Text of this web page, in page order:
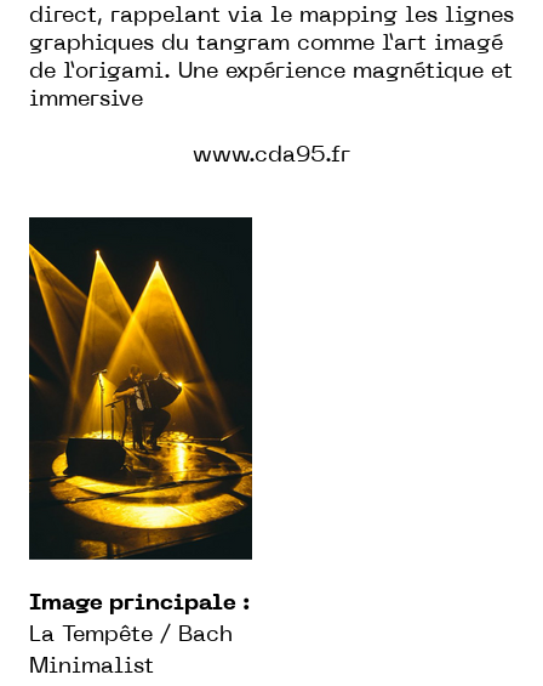
direct, rappelant via le mapping les lignes
graphiques du tangram comme l’art imagé
de l’origami. Une expérience magnétique et
immersive
www.cda95.fr
Image principale :
La Tempête / Bach
Minimalist